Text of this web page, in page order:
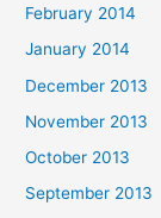
February 2014
January 2014
December 2013
November 2013
October 2013
September 2013